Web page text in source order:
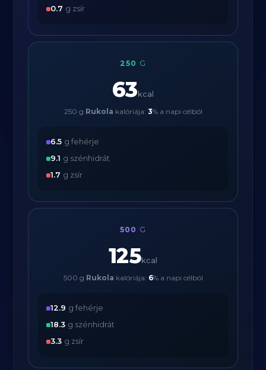
0.7 g zsír
250 G
63 kcal
250 g Rukola kalóriája: 3% a napi célból
6.5 g fehérje
9.1 g szénhidrát
1.7 g zsír
500 G
125kcal
500 g Rukola kalóriája: 6% a napi célból
12.9 g fehérje
18.3 g szénhidrát
3.3 g zsír